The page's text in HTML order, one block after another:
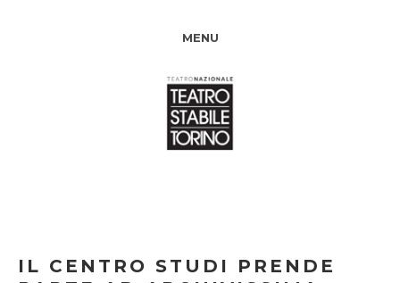
MENU
IL CENTRO STUDI PRENDE